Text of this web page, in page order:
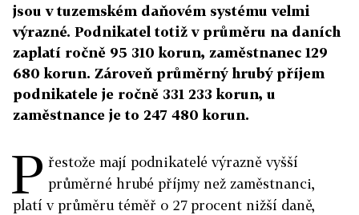
jsou v tuzemském daňovém systému velmi
výrazné. Podnikatel totiž v průměru na daních
zaplatí ročně 95 310 korun, zaměstnanec 129
680 korun. Zároveň průměrný hrubý příjem
podnikatele je ročně 331 233 korun, u
zaměstnance je to 247 480 korun.
P řestože mají podnikatelé výrazně vyšší
průměrné hrubé příjmy než zaměstnanci,
platí v průměru téměř o 27 procent nižší daně,